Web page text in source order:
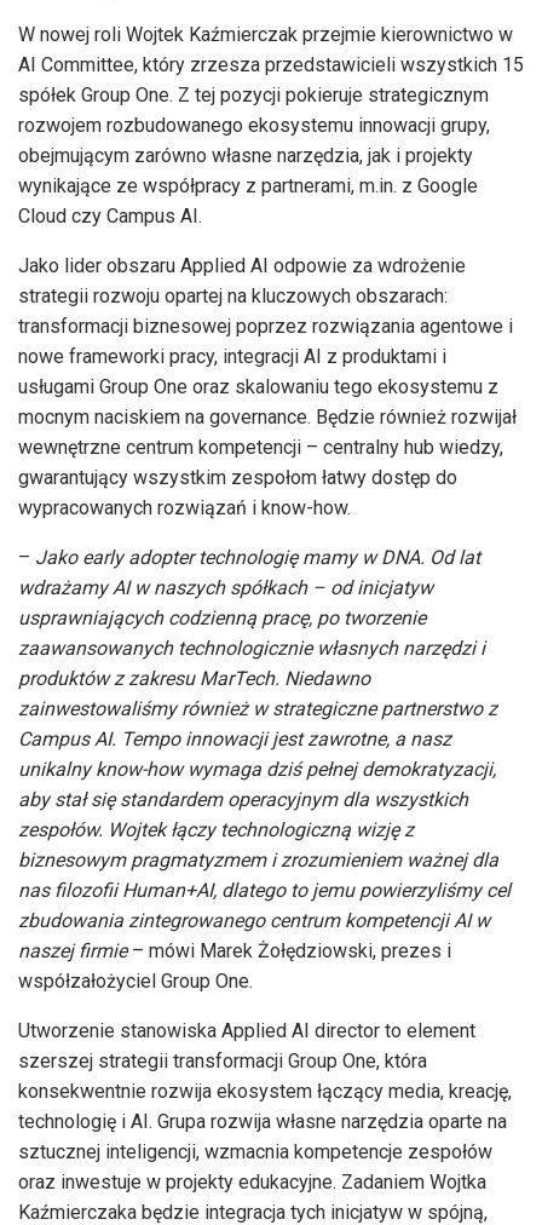
W nowej roli Wojtek Kaźmierczak przejmie kierownictwo w
AI Committee, który zrzesza przedstawicieli wszystkich 15
spółek Group One. Z tej pozycji pokieruje strategicznym
rozwojem rozbudowanego ekosystemu innowacji grupy,
obejmującym zarówno własne narzędzia, jak i projekty
wynikające ze współpracy z partnerami, m.in. z Google
Cloud czy Campus AI.
Jako lider obszaru Applied AI odpowie za wdrożenie
strategii rozwoju opartej na kluczowych obszarach:
transformacji biznesowej poprzez rozwiązania agentowe i
nowe frameworki pracy, integracji AI z produktami i
usługami Group One oraz skalowaniu tego ekosystemu z
mocnym naciskiem na governance. Będzie również rozwijał
wewnętrzne centrum kompetencji – centralny hub wiedzy,
gwarantujący wszystkim zespołom łatwy dostęp do
wypracowanych rozwiązań i know-how.
– Jako early adopter technologię mamy w DNA. Od lat
wdrażamy AI w naszych spółkach – od inicjatyw
usprawniających codzienną pracę, po tworzenie
zaawansowanych technologicznie własnych narzędzi i
produktów z zakresu MarTech. Niedawno
zainwestowaliśmy również w strategiczne partnerstwo z
Campus AI. Tempo innowacji jest zawrotne, a nasz
unikalny know-how wymaga dziś pełnej demokratyzacji,
aby stał się standardem operacyjnym dla wszystkich
zespołów. Wojtek łączy technologiczną wizję z
biznesowym pragmatyzmem i zrozumieniem ważnej dla
nas filozofii Human+AI, dlatego to jemu powierzyliśmy cel
zbudowania zintegrowanego centrum kompetencji AI w
naszej firmie– mówi Marek Żołędziowski, prezes i
współzałożyciel Group One.
Utworzenie stanowiska Applied AI director to element
szerszej strategii transformacji Group One, która
konsekwentnie rozwija ekosystem łączący media, kreację,
technologię i AI. Grupa rozwija własne narzędzia oparte na
sztucznej inteligencji, wzmacnia kompetencje zespołów
oraz inwestuje w projekty edukacyjne. Zadaniem Wojtka
Kaźmierczaka będzie integracja tych inicjatyw w spójną,